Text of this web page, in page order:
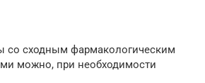
со сходным фармакологическим
можно, при необходимости